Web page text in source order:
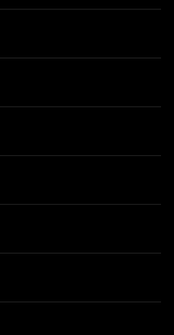
प्रदर्शनी
र सांस्कृतिक